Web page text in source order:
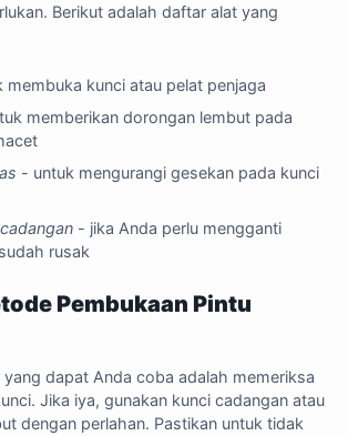
Berikut adalah daftar alat yang
membuka kunci atau pelat penjaga
memberikan dorongan lembut pada
- untuk mengurangi gesekan pada kunci
- jika Anda perlu mengganti
rusak
Pembukaan Pintu
dapat Anda coba adalah memeriksa
Jika iya, gunakan kunci cadangan atau
dengan perlahan. Pastikan untuk tidak